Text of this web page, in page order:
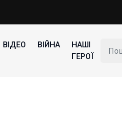
ВІДЕО ВІЙНА
НАШІ
ГЕРОЇ